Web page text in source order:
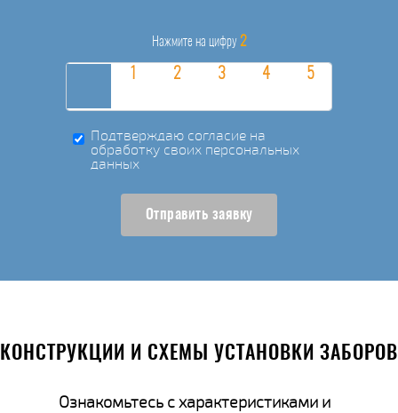
Нажмите на цифру 2
Подтверждаю согласие на
обработку своих персональных
данных
Отправить заявку
КОНСТРУКЦИИ И СХЕМЫ УСТАНОВКИ ЗАБОРОВ
Ознакомьтесь с характеристиками и